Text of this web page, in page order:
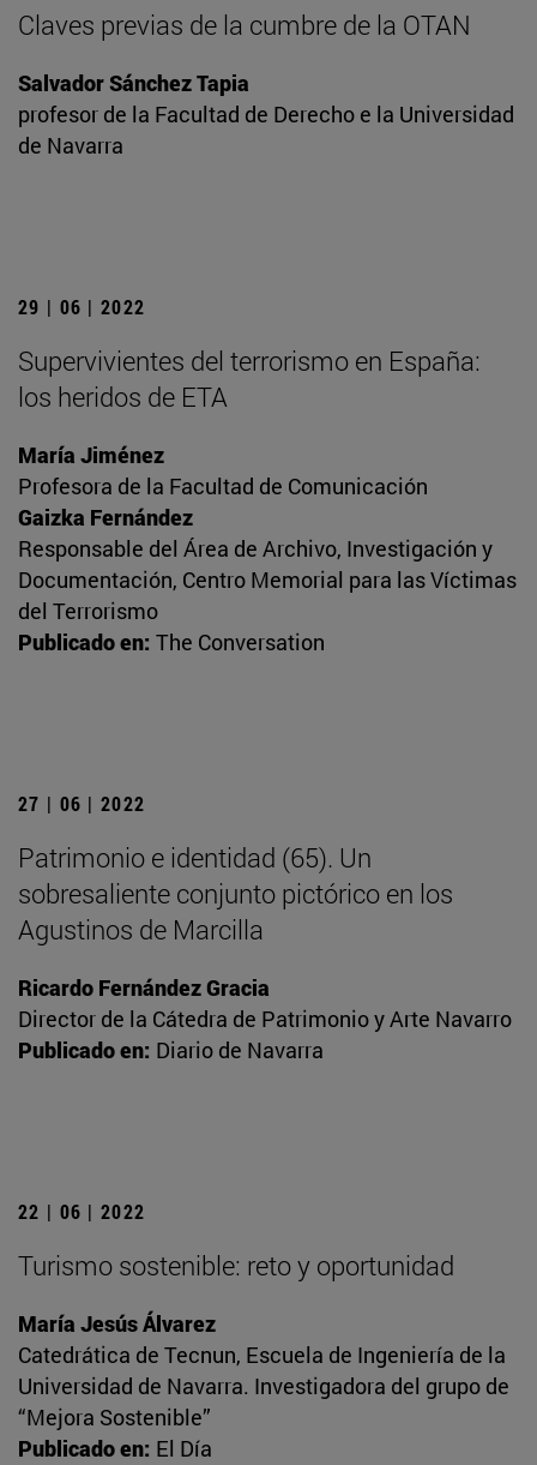
Claves previas de la cumbre de la OTAN
Salvador Sánchez Tapia
profesor de la Facultad de Derecho e la Universidad
de Navarra
29 | 06 | 2022
Supervivientes del terrorismo en España:
los heridos de ETA
María Jiménez
Profesora de la Facultad de Comunicación
Gaizka Fernández
Responsable del Área de Archivo, Investigación y
Documentación, Centro Memorial para las Víctimas
del Terrorismo
Publicado en: The Conversation
27 | 06 | 2022
Patrimonio e identidad (65). Un
sobresaliente conjunto pictórico en los
Agustinos de Marcilla
Ricardo Fernández Gracia
Director de la Cátedra de Patrimonio y Arte Navarro
Publicado en: Diario de Navarra
22 | 06 | 2022
Turismo sostenible: reto y oportunidad
María Jesús Álvarez
Catedrática de Tecnun, Escuela de Ingeniería de la
Universidad de Navarra. Investigadora del grupo de
“Mejora Sostenible”
Publicado en: El Día